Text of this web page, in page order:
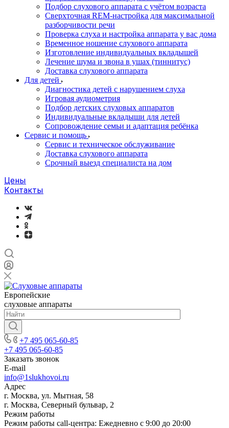
Подбор слухового аппарата с учётом возраста
Сверхточная REM-настройка для максимальной
разборчивости речи
Проверка слуха и настройка аппарата у вас дома
Временное ношение слухового аппарата
Изготовление индивидуальных вкладышей
Лечение шума и звона в ушах (тиннитус)
Доставка слухового аппарата
Для детей
Диагностика детей с нарушением слуха
Игровая аудиометрия
Подбор детских слуховых аппаратов
Индивидуальные вкладыши для детей
Сопровождение семьи и адаптация ребёнка
Сервис и помощь
Сервис и техническое обслуживание
Доставка слухового аппарата
Срочный выезд специалиста на дом
Цены
Контакты
Европейские
слуховые аппараты
+7 495 065-60-85
+7 495 065-60-85
Заказать звонок
E-mail
info@1slukhovoi.ru
Адрес
г. Москва, ул. Мытная, 58
г. Москва, Северный бульвар, 2
Режим работы
Режим работы call-центра: Ежедневно с 9:00 до 20:00